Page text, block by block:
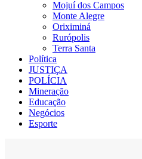
Mojuí dos Campos
Monte Alegre
Oriximiná
Rurópolis
Terra Santa
Política
JUSTIÇA
POLÍCIA
Mineração
Educação
Negócios
Esporte